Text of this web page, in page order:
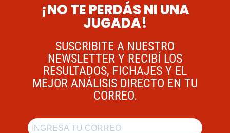
¡NO TE PERDÁS NI UNA
JUGADA!
SUSCRIBITE A NUESTRO
NEWSLETTER Y RECIBÍ LOS
RESULTADOS, FICHAJES Y EL
MEJOR ANÁLISIS DIRECTO EN TU
CORREO.